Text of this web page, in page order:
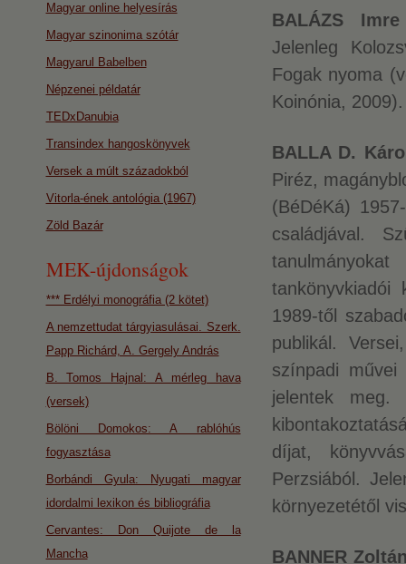
BALÁZS
Jelenleg
Fogak nyoma
Koinónia, 2009).
BALLA D.
Piréz,
(BéDéKá)
családjával.
tankönyvkiadói
1989-től
publikál.
színpadi
jelentek
díjat,
Perzsiából.
környezetétől
BANNER
Magyar online helyesírás
Magyar szinonima szótár
Magyarul Babelben
Népzenei példatár
TEDxDanubia
Transindex hangoskönyvek
Versek a múlt századokból
Vitorla-ének antológia (1967)
Zöld Bazár
MEK-újdonságok
*** Erdélyi monográfia (2 kötet)
A nemzettudat tárgyiasulásai. Szerk.
Papp Richárd, A. Gergely András
B. Tomos Hajnal: A mérleg hava
(versek)
Bölöni Domokos: A rablóhús
fogyasztása
Borbándi Gyula: Nyugati magyar
idordalmi lexikon és bibliográfia
Cervantes: Don Quijote de la
Mancha